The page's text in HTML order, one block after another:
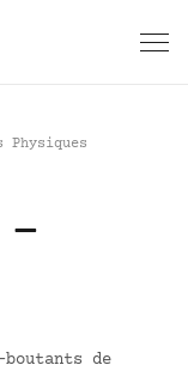
—
de